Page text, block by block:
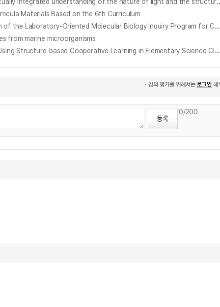
Materials Based on the 6th Curriculum
DNA, 유전자, 단백질의 통합적 이해를 위한 분자생물학 탐구 실험 프로그램 개발 및 적용 : ALDH2 다형성을 중심으로 = Development and Application of the Laboratory-Oriented Molecular Biology Inquiry Program for Coherent Understanding of DNA, Gene, and Protein : Focusing on ALDH2 Polymorphism
from marine microorganisms
구조중심 협동학습을 적용한 초등학교 과학 자유 탐구 수업 프로그램 개발 및 적용 = Development and Application of the Open Inquiry Program Using Structure-based Cooperative Learning in Elementary Science Class
0/200